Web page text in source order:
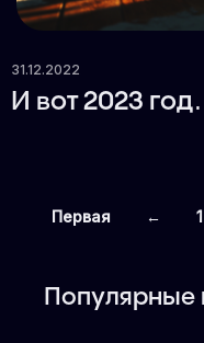
31.12.2022
И вот 2023
Первая ← 1
Популярные